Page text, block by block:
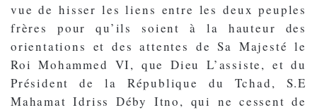
vue de hisser les liens entre les deux peuples
frères pour qu’ils soient à la hauteur des
orientations et des attentes de Sa Majesté le
Roi Mohammed VI, que Dieu L’assiste, et du
Président de la République du Tchad, S.E
Mahamat Idriss Déby Itno, qui ne cessent de